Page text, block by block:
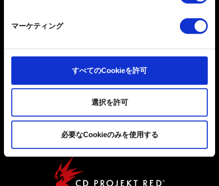
だくために必要なものです。その他のCookieは、ウェブ
サイトの品質向上のために、オプションとして技術的お
た、ソーシャルメディア上などでお客様が興味を持ちそ
うなコンテンツをお届けするために、一部のCookieをパ
これらのオプションが有効になることはありません。
Cookieの使用およびパフォーマンスの変更点に関する詳
細は、下記の「設定」メニューでご確認ください。
マーケティング
すべてのCookieを許可
選択を許可
必要なCookieのみを使用する
クッキーポリシー